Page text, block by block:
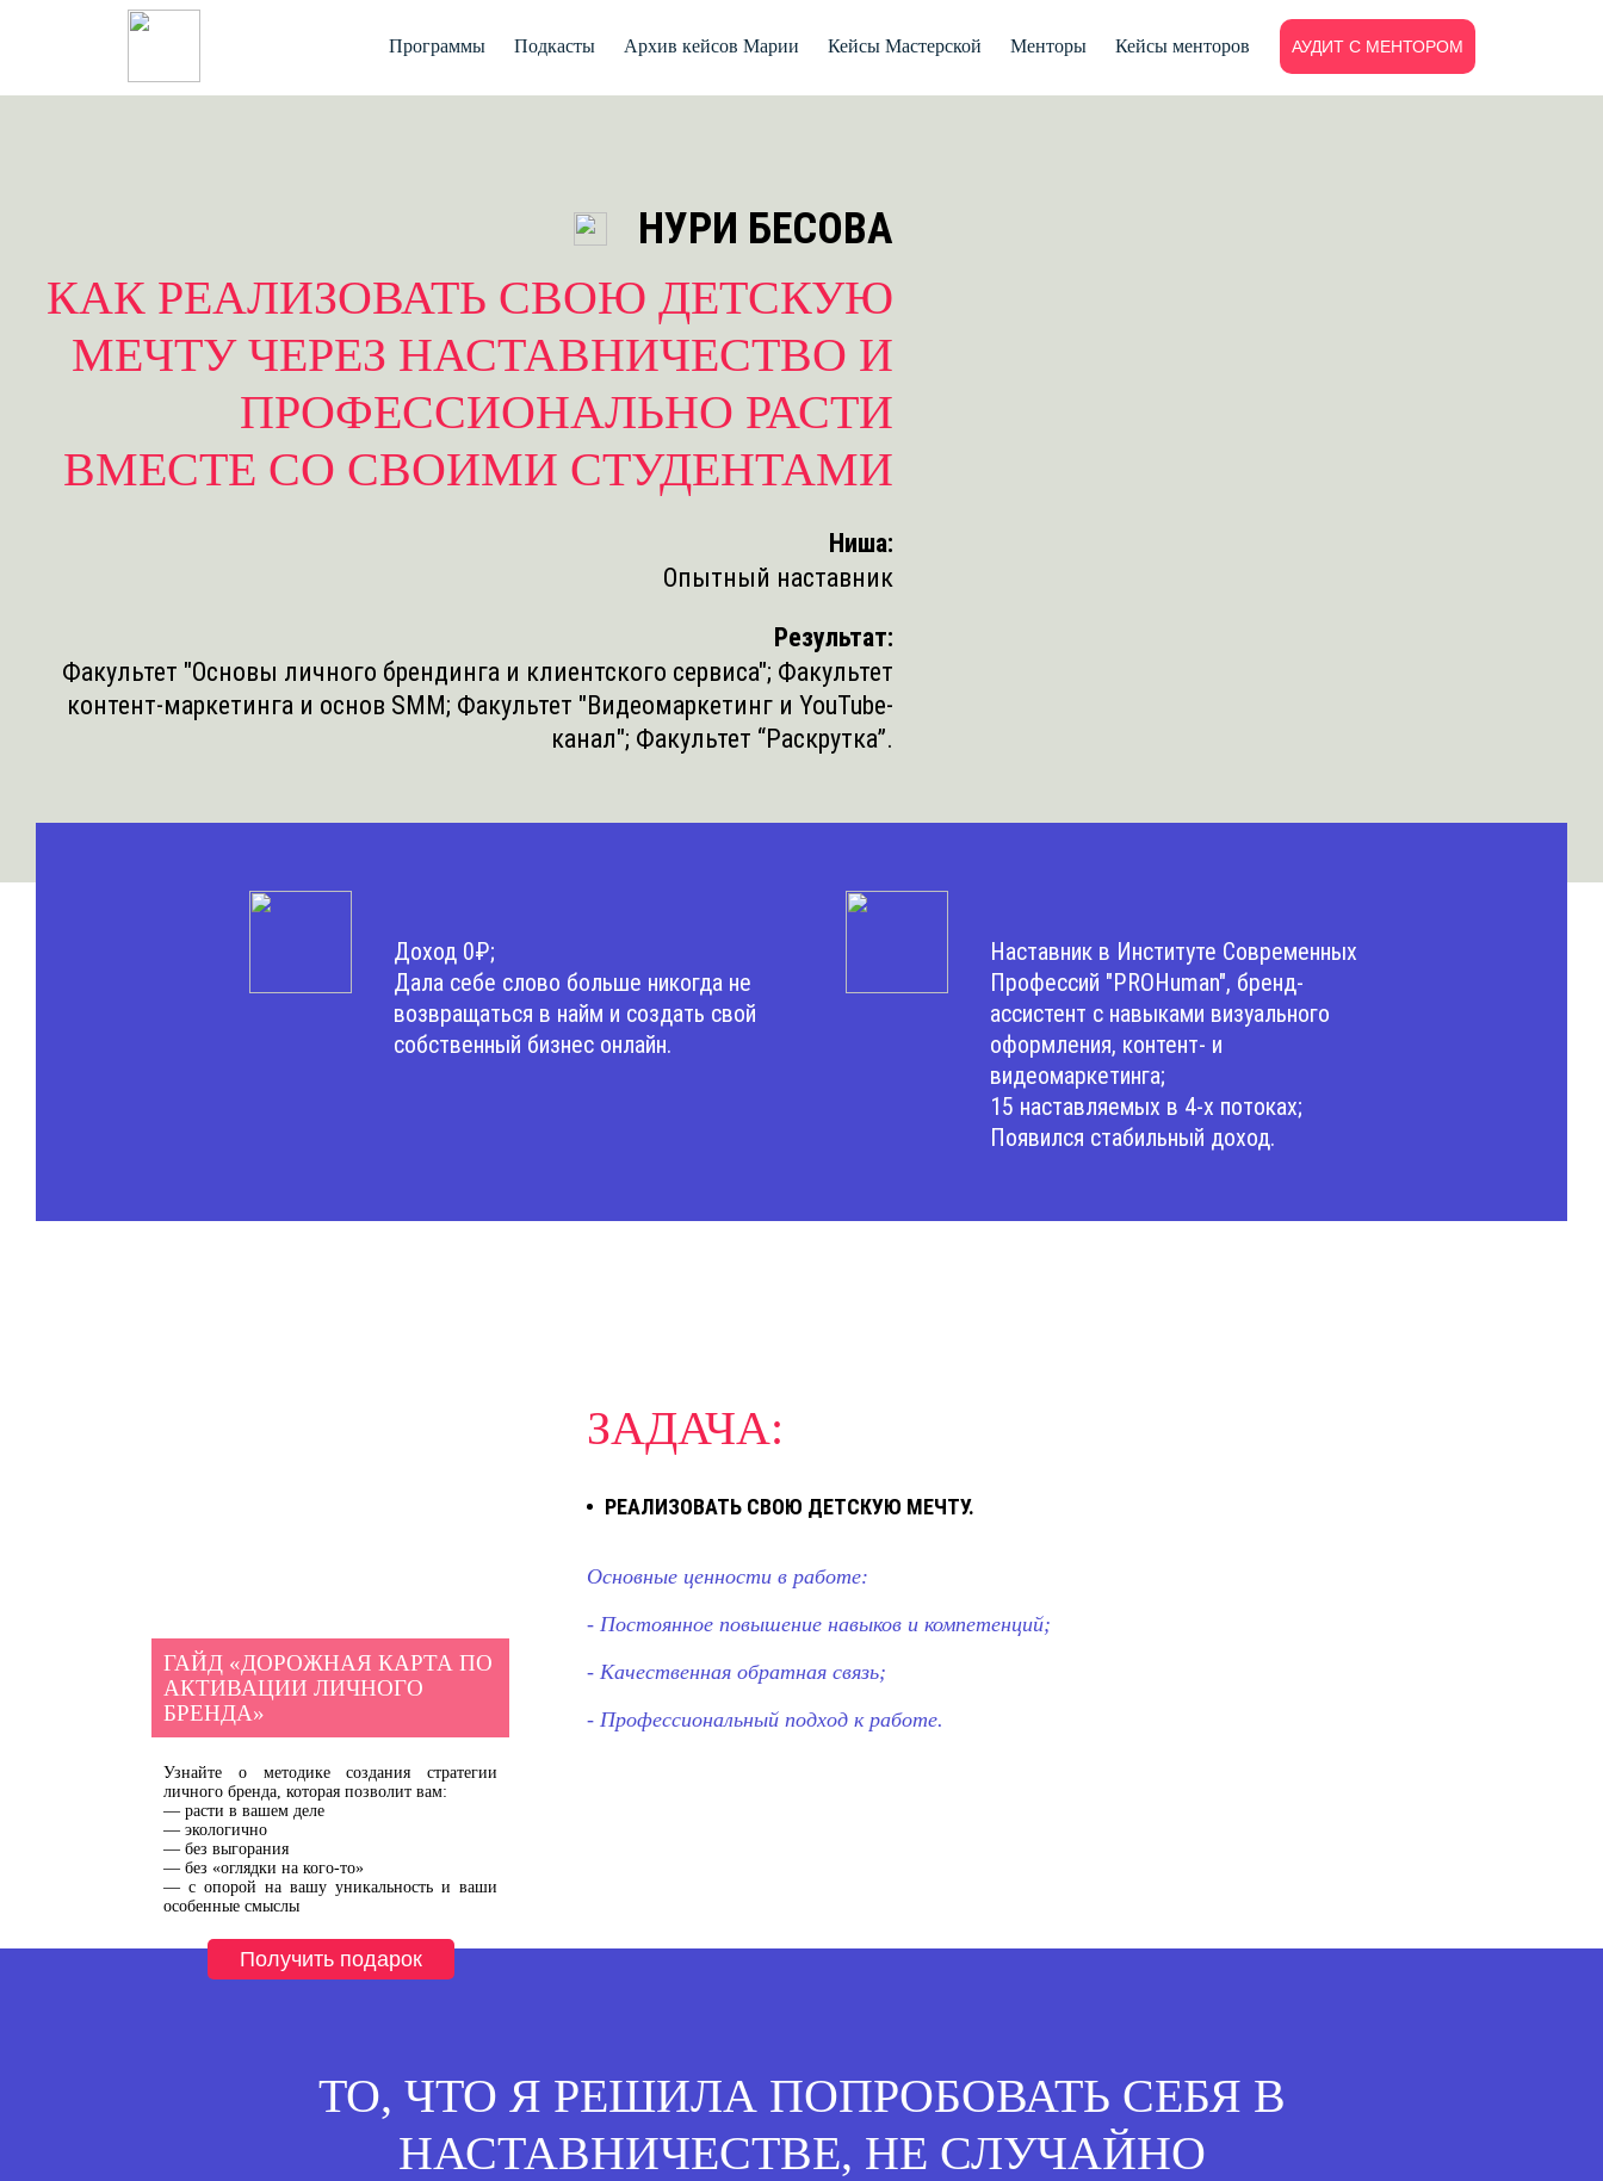
Программы Подкасты Архив кейсов Марии Кейсы Мастерской Менторы Кейсы менторов АУДИТ С МЕНТОРОМ
НУРИ БЕСОВА
КАК РЕАЛИЗОВАТЬ СВОЮ ДЕТСКУЮ
МЕЧТУ ЧЕРЕЗ НАСТАВНИЧЕСТВО И
ПРОФЕССИОНАЛЬНО РАСТИ
ВМЕСТЕ СО СВОИМИ СТУДЕНТАМИ
Ниша:
Опытный наставник
Результат:
Факультет "Основы личного брендинга и клиентского сервиса"; Факультет
контент-маркетинга и основ SMM; Факультет "Видеомаркетинг и YouTube-
канал"; Факультет “Раскрутка”.
Доход 0₽;
Дала себе слово больше никогда не
возвращаться в найм и создать свой
собственный бизнес онлайн.
Наставник в Институте Современных
Профессий "PROHuman", бренд-
ассистент с навыками визуального
оформления, контент- и
видеомаркетинга;
15 наставляемых в 4-х потоках;
Появился стабильный доход.
ГАЙД «ДОРОЖНАЯ КАРТА ПО
АКТИВАЦИИ ЛИЧНОГО
БРЕНДА»
Узнайте о методике создания стратегии
личного бренда, которая позволит вам:
— расти в вашем деле
— экологично
— без выгорания
— без «оглядки на кого-то»
— с опорой на вашу уникальность и ваши
особенные смыслы
Получить подарок
ЗАДАЧА:
РЕАЛИЗОВАТЬ СВОЮ ДЕТСКУЮ МЕЧТУ.
Основные ценности в работе:
- Постоянное повышение навыков и компетенций;
- Качественная обратная связь;
- Профессиональный подход к работе.
ТО, ЧТО Я РЕШИЛА ПОПРОБОВАТЬ СЕБЯ В
НАСТАВНИЧЕСТВЕ, НЕ СЛУЧАЙНО